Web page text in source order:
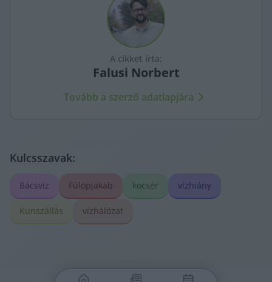
A cikket írta:
Falusi Norbert
Tovább a szerző adatlapjára
Kulcsszavak:
Bácsvíz Fülöpjakab kocsér vízhiány
Kunszállás vízhálózat